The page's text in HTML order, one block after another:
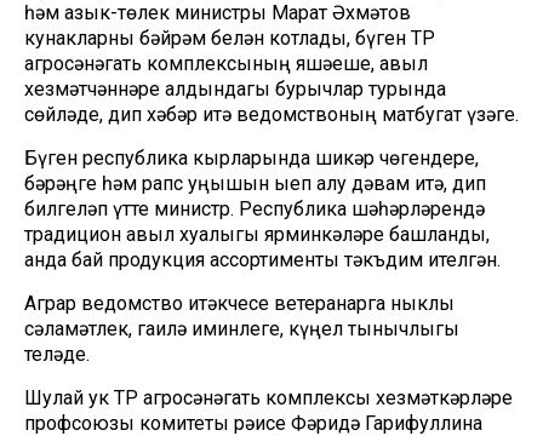
һәм азык-төлек министры Марат Әхмәтов
кунакларны бәйрәм белән котлады, бүген ТР
агросәнәгать комплексының яшәеше, авыл
хезмәтчәннәре алдындагы бурычлар турында
сөйләде, дип хәбәр итә ведомствоның матбугат үзәге.
Бүген республика кырларында шикәр чөгендере,
бәрәңге һәм рапс уңышын җыеп алу дәвам итә, дип
билгеләп үтте министр. Республика шәһәрләрендә
традицион авыл хуҗалыгы ярминкәләре башланды,
анда бай продукция ассортименты тәкъдим ителгән.
Аграр ведомство җитәкчесе ветеранарга ныклы
сәламәтлек, гаилә иминлеге, күңел тынычлыгы
теләде.
Шулай ук ТР агросәнәгать комплексы хезмәткәрләре
профсоюзы комитеты рәисе Фәридә Гарифуллина